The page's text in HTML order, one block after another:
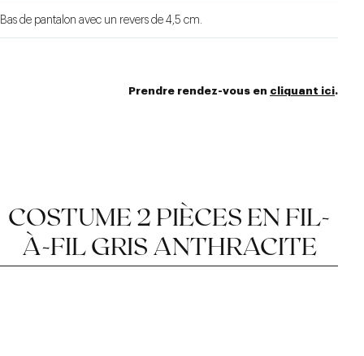
Bas de pantalon avec un revers de 4,5 cm.
Prendre rendez-vous en cliquant ici.
COSTUME 2 PIÈCES EN FIL-
À-FIL GRIS ANTHRACITE